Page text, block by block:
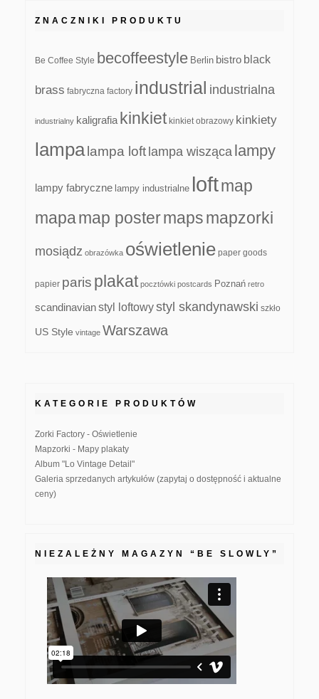
ZNACZNIKI PRODUKTU
Be Coffee Style becoffeestyle Berlin bistro black
brass fabryczna factory industrial industrialna
industrialny kaligrafia kinkiet kinkiet obrazowy kinkiety
lampa lampa loft lampa wisząca lampy
lampy fabryczne lampy industrialne loftmap
mapamap postermapsmapzorki
mosiądz obrazówka oświetlenie paper goods
papier paris plakat pocztówki postcards Poznań retro
scandinavianstyl loftowystyl skandynawski szkło
US Style vintage Warszawa
KATEGORIE PRODUKTÓW
Zorki Factory - Oświetlenie
Mapzorki - Mapy plakaty
Album "Lo Vintage Detail"
Galeria sprzedanych artykułów (zapytaj o dostępność i aktualne
ceny)
NIEZALEŻNY MAGAZYN “BE SLOWLY”